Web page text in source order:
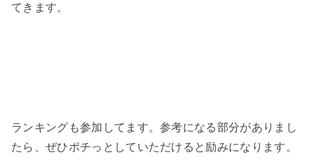
てきます。
ランキングも参加してます。参考になる部分がありまし
たら、ぜひポチっとしていただけると励みになります。